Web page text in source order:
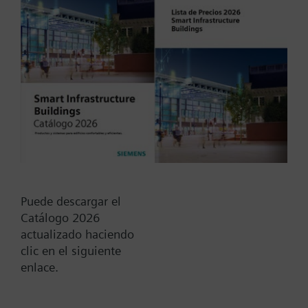
Tipo / Código:
WFM36.110
Código:
BPZ:WFM36.110
Documentos
Puede descargar el
Catálogo 2026
actualizado haciendo
clic en el siguiente
enlace.